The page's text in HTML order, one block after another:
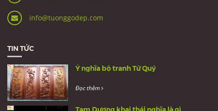
info@tuonggodep.com
TIN TỨC
Ý nghĩa bộ tranh Tứ Quý
Đọc thêm
Tam Dương khai thái nghĩa là gì